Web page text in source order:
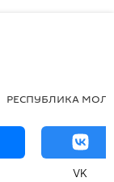
РЕСПУБЛИКА
VK